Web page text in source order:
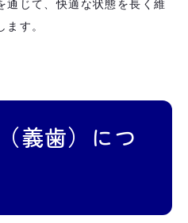
通じて、快適な状態を長く維
す。
義歯）につ